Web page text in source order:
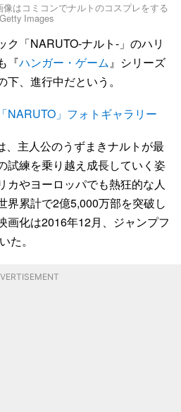
はコミコンでナルトのコスプレをする
Images
ク「NARUTO-ナルト-」のハリ
『ハンガー・ゲーム』シリーズ
、進行中だという。
NARUTO」フォトギャラリー
主人公のうずまきナルトが最
試練を乗り越え成長していく姿
カやヨーロッパでも熱狂的な人
界累計で2億5,000万部を突破し
画化は2016年12月、ジャンプフ
た。